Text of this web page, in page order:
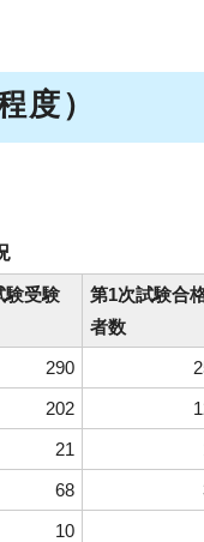
度）
験受験
第1次試験合
者数
290
202
21
68
10